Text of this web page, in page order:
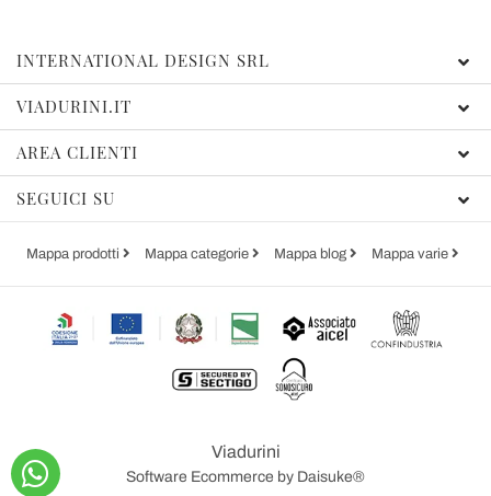
INTERNATIONAL DESIGN SRL
VIADURINI.IT
AREA CLIENTI
SEGUICI SU
Mappa prodotti Mappa categorie Mappa blog Mappa varie
Viadurini
Software Ecommerce by Daisuke®